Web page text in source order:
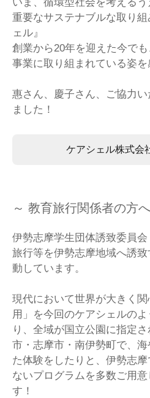
重要なサステナブルな取り
ェル』
創業から20年を迎えた今で
事業に取り組まれている姿を
惠さん、慶子さん、ご協力
ました！
ケアシェル株式会
～ 教育旅行関係者の方
伊勢志摩学生団体誘致委員
旅行等を伊勢志摩地域へ誘
動しています。
現代において世界が大きく
用」を今回のケアシェルの
り、全域が国立公園に指定
市・志摩市・南伊勢町で、
た体験をしたりと、伊勢志
ないプログラムを多数ご用
す！